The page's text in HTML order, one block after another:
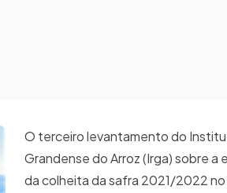
O terceiro levantamento do
Grandense do Arroz (Irga) sobre a
da colheita da safra 2021/2022